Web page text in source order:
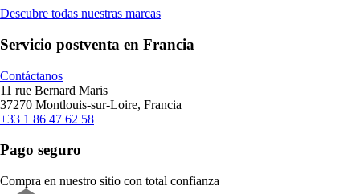
Descubre todas nuestras marcas
Servicio postventa en Francia
Contáctanos
11 rue Bernard Maris
37270 Montlouis-sur-Loire, Francia
+33 1 86 47 62 58
Pago seguro
Compra en nuestro sitio con total confianza